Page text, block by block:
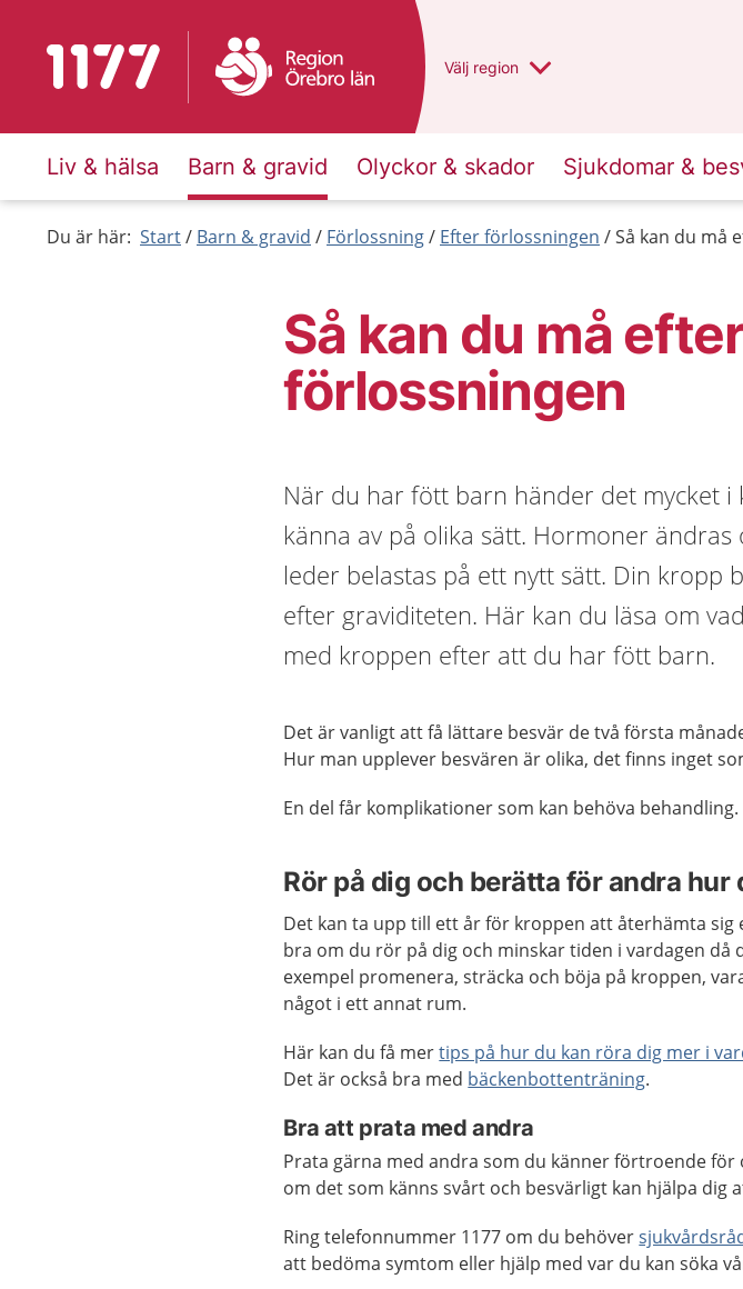
Till startsidan för 1177 Du har valt region
Välj en annan
region
Liv & hälsa Barn & gravid Olyckor & skador Sjukdomar &
Du är här: Start Barn & gravid Förlossning Efter förlossningen Så kan du må
Så kan du må
förlossningen
När du har fött barn händer det mycket i
känna av på olika sätt. Hormoner ändras
leder belastas på ett nytt sätt. Din kropp
efter graviditeten. Här kan du läsa om
med kroppen efter att du har fött barn.
Det är vanligt att få lättare besvär de två första
Hur man upplever besvären är olika, det finns inget
En del får komplikationer som kan behöva behandling.
Rör på dig och berätta för andra hur
Det kan ta upp till ett år för kroppen att återhämta sig
bra om du rör på dig och minskar tiden i vardagen då
exempel promenera, sträcka och böja på kroppen,
något i ett annat rum.
Här kan du få mertips på hur du kan röra dig mer i
Det är också bra med bäckenbottenträning.
Bra att prata med andra
Prata gärna med andra som du känner förtroende
om det som känns svårt och besvärligt kan hjälpa dig
Ring telefonnummer 1177 om du behöver
att bedöma symtom eller hjälp med var du kan söka